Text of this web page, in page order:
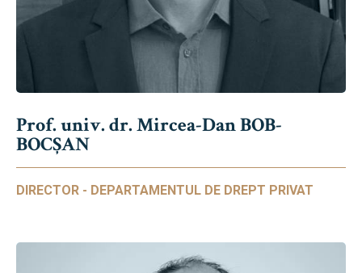
Prof. univ. dr. Mircea-Dan BOB-
BOCȘAN
DIRECTOR - DEPARTAMENTUL DE DREPT PRIVAT